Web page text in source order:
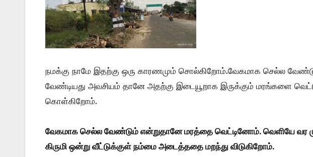
நமக்கு நாமே இதற்கு ஒரு காரணமும் சொல்கிறோம்.வேகமாக செல்ல
வேண்டியது அவசியம் தானே அதற்கு இடையூறாக இருக்கும் மரங்களை
கொள்கிறோம்.
வேகமாக செல்ல வேண்டும் என்றுதானே மரத்தை வெட்டினோம். வெளியே வர
கிருமி ஒன்று வீட்டுக்குள் நம்மை அடைத்ததை மறந்து விடுகிறோம்.